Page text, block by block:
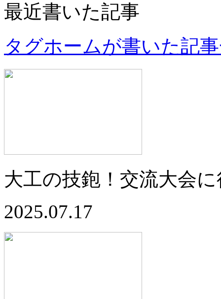
最近書いた記事
タグホームが書いた記
大工の技鉋！交流大会
2025.07.17